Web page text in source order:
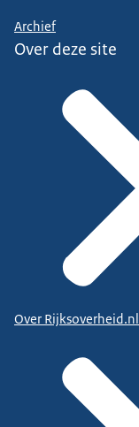
Archief
Over deze site
Over Rijksoverheid.nl